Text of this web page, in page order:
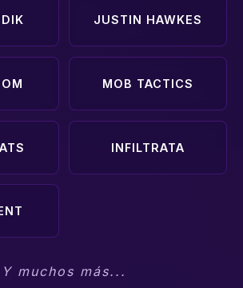
JUSTIN HAWKES
MOB TACTICS
INFILTRATA
Y muchos más...